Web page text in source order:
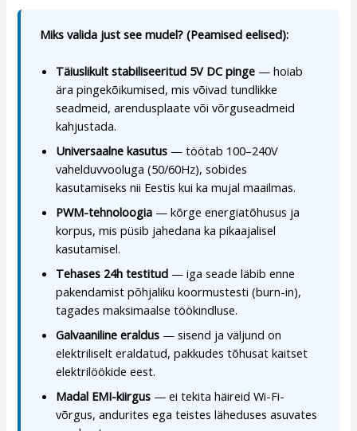
Miks valida just see mudel? (Peamised eelised):
Täiuslikult stabiliseeritud 5V DC pinge — hoiab
ära pingekõikumised, mis võivad tundlikke
seadmeid, arendusplaate või võrguseadmeid
kahjustada.
Universaalne kasutus — töötab 100–240V
vahelduvvooluga (50/60Hz), sobides
kasutamiseks nii Eestis kui ka mujal maailmas.
PWM-tehnoloogia — kõrge energiatõhusus ja
korpus, mis püsib jahedana ka pikaajalisel
kasutamisel.
Tehases 24h testitud — iga seade läbib enne
pakendamist põhjaliku koormustesti (burn-in),
tagades maksimaalse töökindluse.
Galvaaniline eraldus — sisend ja väljund on
elektriliselt eraldatud, pakkudes tõhusat kaitset
elektrilöökide eest.
Madal EMI-kiirgus — ei tekita häireid Wi-Fi-
võrgus, andurites ega teistes läheduses asuvates